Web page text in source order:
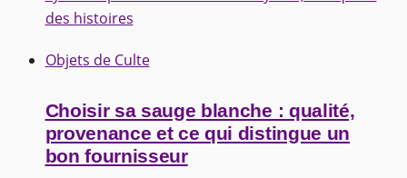
des histoires
Objets de Culte
Choisir sa sauge blanche : qualité,
provenance et ce qui distingue un
bon fournisseur